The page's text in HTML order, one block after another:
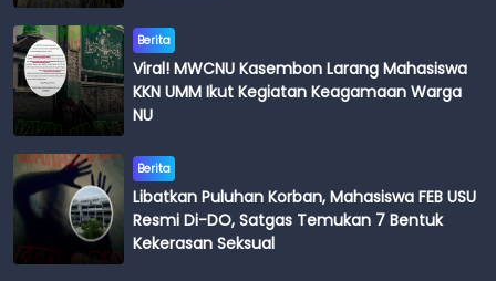
Berita
Viral! MWCNU Kasembon Larang Mahasiswa
KKN UMM Ikut Kegiatan Keagamaan Warga
NU
Berita
Libatkan Puluhan Korban, Mahasiswa FEB USU
Resmi Di-DO, Satgas Temukan 7 Bentuk
Kekerasan Seksual